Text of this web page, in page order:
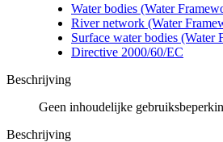
Water bodies (Water
River network (Water
Surface water bodies
Directive 2000/60/EC
Beschrijving
Geen inhoudelijke
Beschrijving